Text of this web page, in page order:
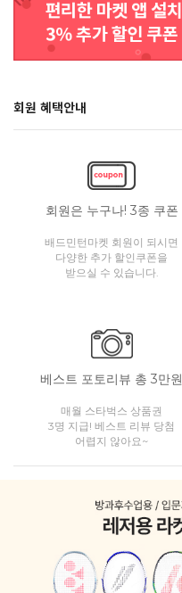
회원 혜택안내
회원은 누구나! 3종 쿠폰
배드민턴마켓 회원이 되시면
다양한 추가 할인쿠폰을
받으실 수 있습니다.
베스트 포토리뷰 총 3만원
매월 스타벅스 상품권
3명 지급! 베스트 리뷰 당첨
어렵지 않아요~